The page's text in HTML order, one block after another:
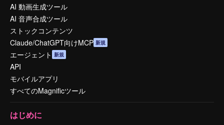
AI 動画生成ツール
AI 音声合成ツール
ストックコンテンツ
Claude/ChatGPT向けMCP 新規
エージェント 新規
API
モバイルアプリ
すべてのMagnificツール
はじめに